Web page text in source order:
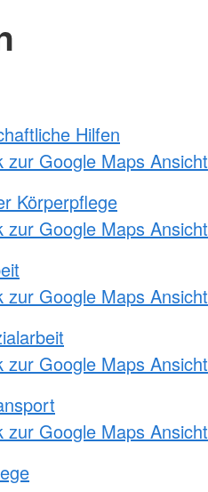
Hilfen
zur Google Maps Ansicht
Körperpflege
zur Google Maps Ansicht
zur Google Maps Ansicht
zur Google Maps Ansicht
zur Google Maps Ansicht